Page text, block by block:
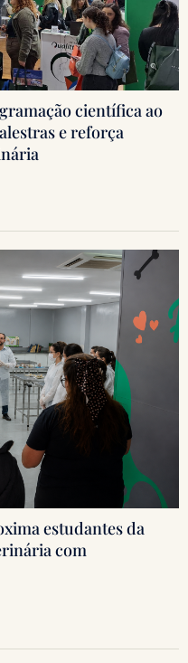
científica ao
e reforça
estudantes da
com